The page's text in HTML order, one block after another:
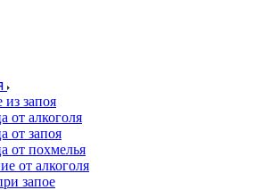
запоя
от алкоголя
от запоя
от похмелья
от алкоголя
запое